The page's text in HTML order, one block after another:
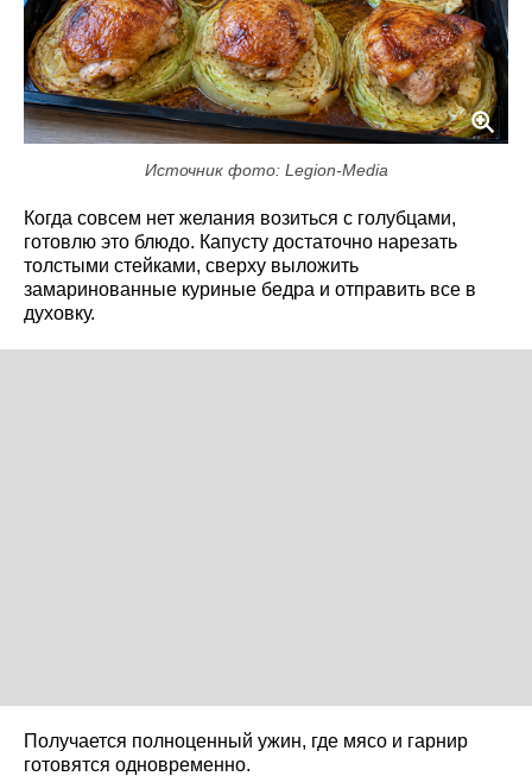
Источник фото: Legion-Media
Когда совсем нет желания возиться с голубцами,
готовлю это блюдо. Капусту достаточно нарезать
толстыми стейками, сверху выложить
замаринованные куриные бедра и отправить все в
духовку.
Получается полноценный ужин, где мясо и гарнир
готовятся одновременно.